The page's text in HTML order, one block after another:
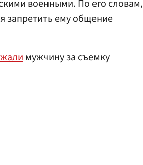
военными. По его словам,
запретить ему общение
мужчину за съемку